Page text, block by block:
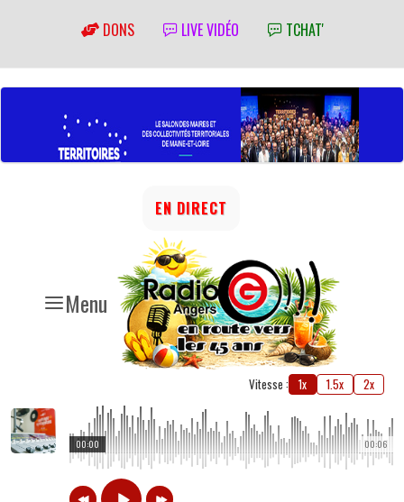
DONS LIVE VIDÉO TCHAT'
Menu
EN DIRECT
Vitesse : 1x 1.5x 2x
00:06
00:00